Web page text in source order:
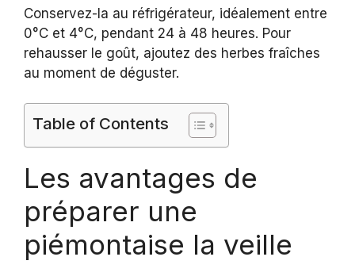
Conservez-la au réfrigérateur, idéalement entre
0°C et 4°C, pendant 24 à 48 heures. Pour
rehausser le goût, ajoutez des herbes fraîches
au moment de déguster.
Table of Contents
Les avantages de
préparer une
piémontaise la veille